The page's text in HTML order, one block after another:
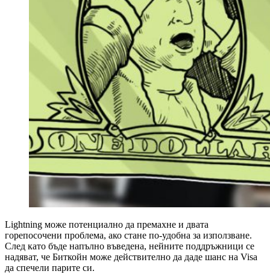
Lightning може потенциално да премахне и двата
горепосочени проблема, ако стане по-удобна за използване.
След като бъде напълно въведена, нейните поддръжници се
надяват, че Биткойн може действително да даде шанс на Visa
да спечели парите си.